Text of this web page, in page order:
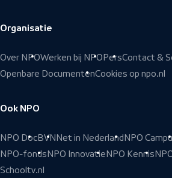
Organisatie
Over NPOWerken bij NPO PersContact &
Openbare DocumentenCookies op npo.nl
Ook NPO
NPO DocBVN Net in Nederland NPO
NPO-fonds NPO Innovatie NPO Kennis
Schooltv.nl